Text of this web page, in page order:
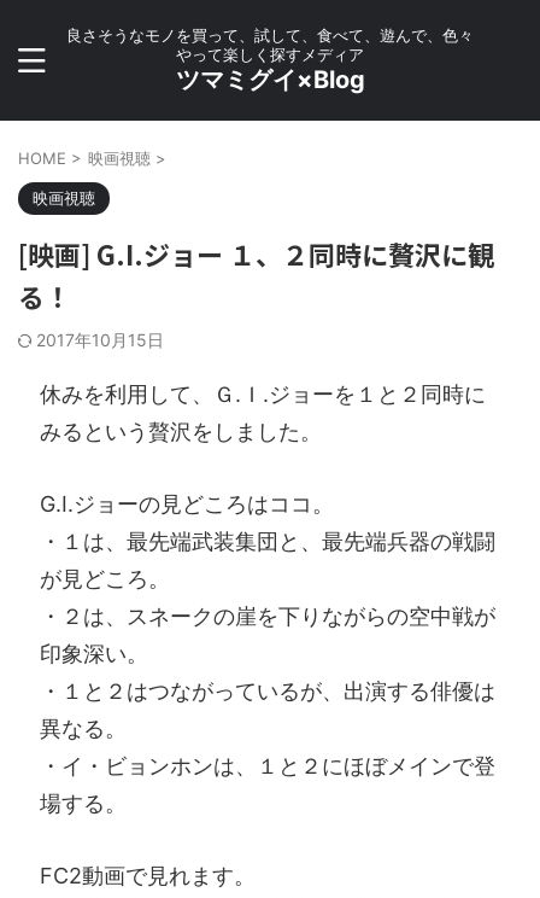
良さそうなモノを買って、試して、食べて、遊んで、色々
やって楽しく探すメディア
ツマミグイ×Blog
HOME > 映画視聴 >
映画視聴
[映画] G.I.ジョー １、２同時に贅沢に観
る！
2017年10月15日
休みを利用して、Ｇ.Ｉ.ジョーを１と２同時に
みるという贅沢をしました。
G.I.ジョーの見どころはココ。
・１は、最先端武装集団と、最先端兵器の戦闘
が見どころ。
・２は、スネークの崖を下りながらの空中戦が
印象深い。
・１と２はつながっているが、出演する俳優は
異なる。
・イ・ビョンホンは、１と２にほぼメインで登
場する。
FC2動画で見れます。